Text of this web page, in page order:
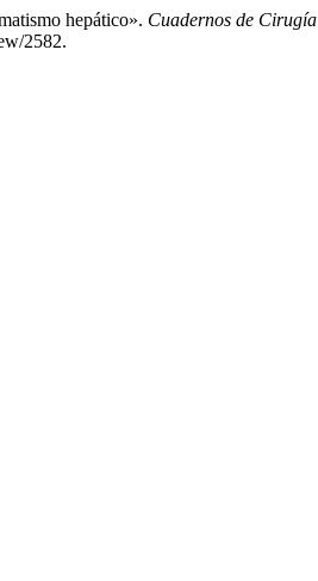
hepático». Cuadernos de Cirugía
2582.